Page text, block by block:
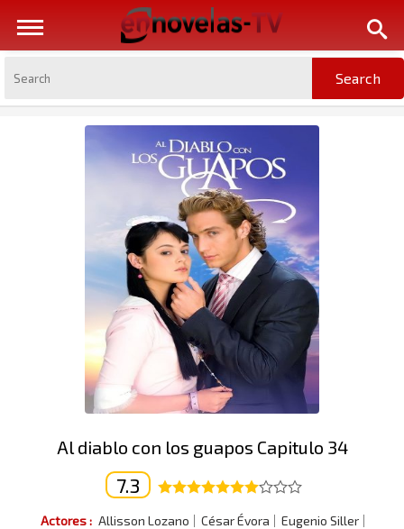
Al diablo con los guapos Capitulo 34
7.3
Actores : Allisson Lozano César Évora
Eugenio Siller